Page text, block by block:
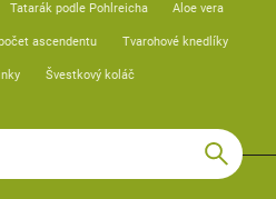
Tatarák podle Pohlreicha Aloe vera
ascendentu Tvarohové knedlíky
Švestkový koláč